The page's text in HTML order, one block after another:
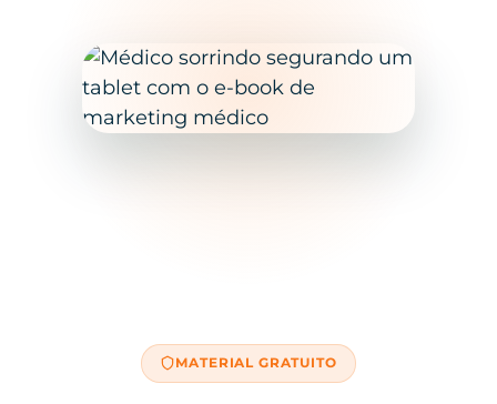
MATERIAL GRATUITO